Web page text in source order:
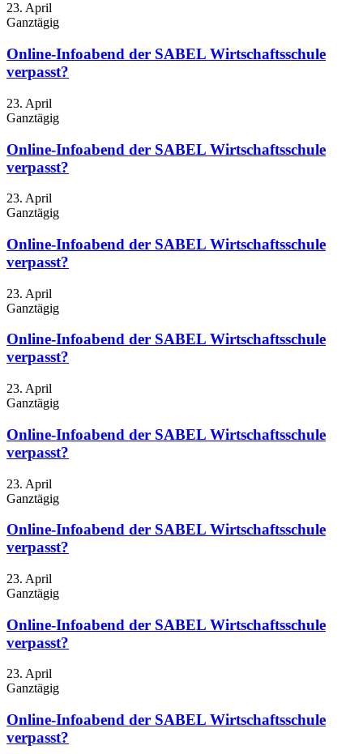
23. April
Ganztägig
Online-Infoabend der SABEL Wirtschaftsschule
verpasst?
23. April
Ganztägig
Online-Infoabend der SABEL Wirtschaftsschule
verpasst?
23. April
Ganztägig
Online-Infoabend der SABEL Wirtschaftsschule
verpasst?
23. April
Ganztägig
Online-Infoabend der SABEL Wirtschaftsschule
verpasst?
23. April
Ganztägig
Online-Infoabend der SABEL Wirtschaftsschule
verpasst?
23. April
Ganztägig
Online-Infoabend der SABEL Wirtschaftsschule
verpasst?
23. April
Ganztägig
Online-Infoabend der SABEL Wirtschaftsschule
verpasst?
23. April
Ganztägig
Online-Infoabend der SABEL Wirtschaftsschule
verpasst?